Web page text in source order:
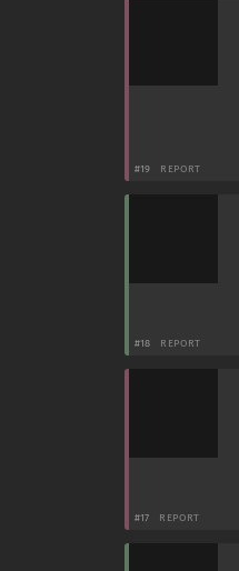
#19 REPORT
#18 REPORT
#17 REPORT